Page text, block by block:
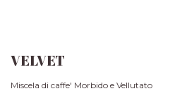
VELVET
Miscela di caffe' Morbido e Vellutato